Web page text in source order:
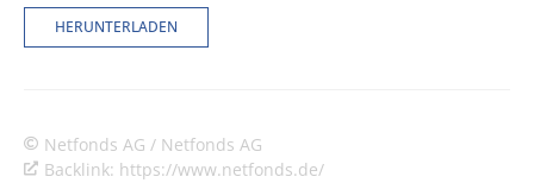
HERUNTERLADEN
Netfonds AG / Netfonds AG
Backlink: https://www.netfonds.de/